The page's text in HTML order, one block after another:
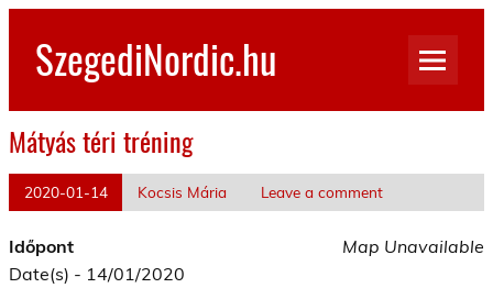
Skip
contentSzegediNordic.hu
Mátyás téri tréning
2020-01-14 Kocsis Mária Leave a comment
Map Unavailable
Időpont
Date(s) - 14/01/2020